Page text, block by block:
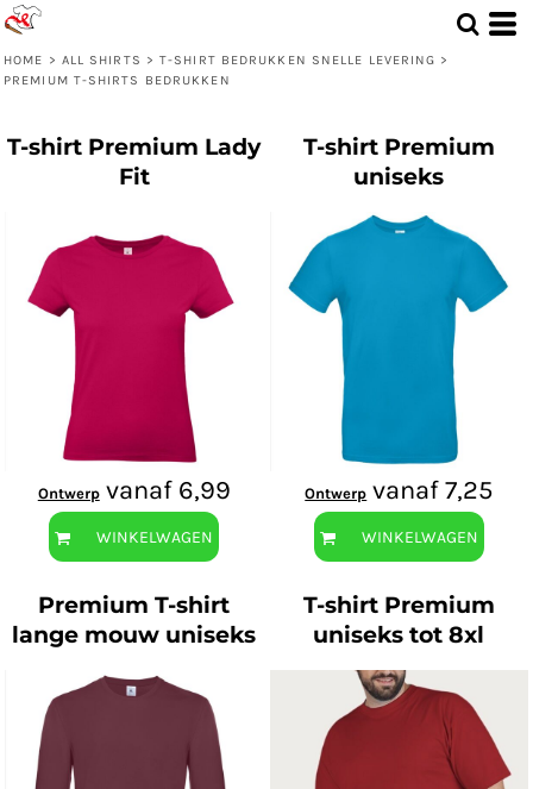
HOME > ALL SHIRTS > T-SHIRT BEDRUKKEN SNELLE LEVERING >
PREMIUM T-SHIRTS BEDRUKKEN
T-shirt Premium Lady
Fit
Ontwerpvanaf 6,99
WINKELWAGEN
T-shirt Premium
uniseks
Ontwerp vanaf7,25
WINKELWAGEN
Premium T-shirt
lange mouw uniseks
T-shirt Premium
uniseks tot 8xl